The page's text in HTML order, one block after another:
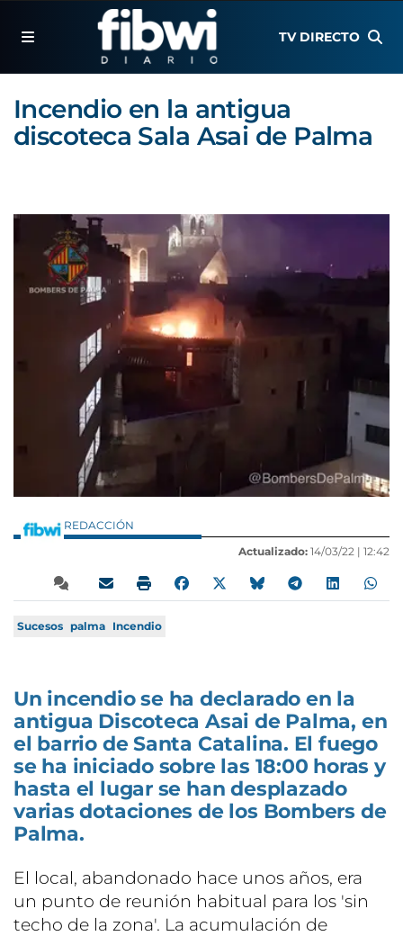
TV DIRECTO
Incendio en la antigua
discoteca Sala Asai de Palma
REDACCIÓN
Actualizado: 14/03/22 | 12:42
Sucesos palma Incendio
Un incendio se ha declarado en la
antigua Discoteca Asai de Palma, en
el barrio de Santa Catalina. El fuego
se ha iniciado sobre las 18:00 horas y
hasta el lugar se han desplazado
varias dotaciones de los Bombers de
Palma.
El local, abandonado hace unos años, era
un punto de reunión habitual para los 'sin
techo de la zona'. La acumulación de